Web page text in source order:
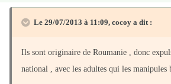
Le 29/07/2013 à 11:09, cocoy a dit :
Ils sont originaire de Roumanie , donc
national , avec les adultes qui les manipules